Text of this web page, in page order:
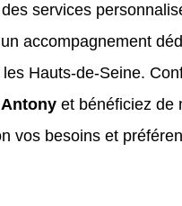
services
accompagnement
Hauts-de-Seine.
et bénéficiez de
vos besoins et